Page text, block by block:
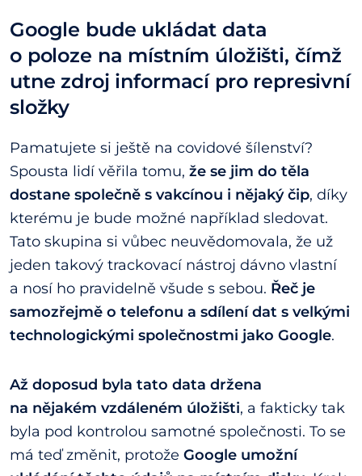
Google bude ukládat data
o poloze na místním úložišti, čímž
utne zdroj informací pro represivní
složky
Pamatujete si ještě na covidové šílenství?
Spousta lidí věřila tomu, že se jim do těla
dostane společně s vakcínou i nějaký čip, díky
kterému je bude možné například sledovat.
Tato skupina si vůbec neuvědomovala, že už
jeden takový trackovací nástroj dávno vlastní
a nosí ho pravidelně všude s sebou. Řeč je
samozřejmě o telefonu a sdílení dat s velkými
technologickými společnostmi jako Google.
Až doposud byla tato data držena
na nějakém vzdáleném úložišti, a fakticky tak
byla pod kontrolou samotné společnosti. To se
má teď změnit, protože Google umožní